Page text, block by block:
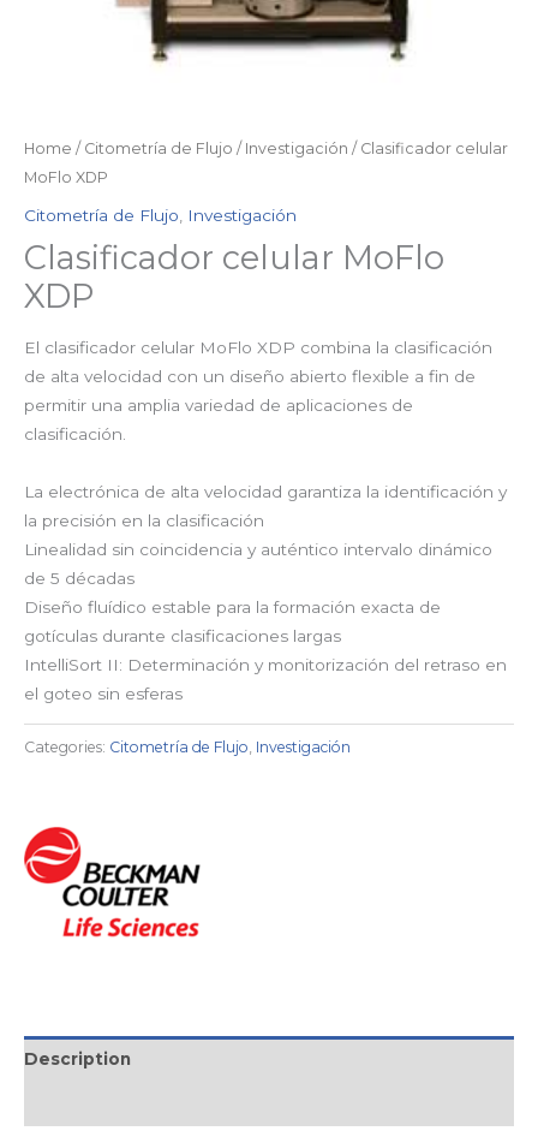
Home / Citometría de Flujo / Investigación / Clasificador celular
MoFlo XDP
Citometría de Flujo Investigación
Clasificador celular MoFlo
XDP
El clasificador celular MoFlo XDP combina la clasificación
de alta velocidad con un diseño abierto flexible a fin de
permitir una amplia variedad de aplicaciones de
clasificación.
La electrónica de alta velocidad garantiza la identificación y
la precisión en la clasificación
Linealidad sin coincidencia y auténtico intervalo dinámico
de 5 décadas
Diseño fluídico estable para la formación exacta de
gotículas durante clasificaciones largas
IntelliSort II: Determinación y monitorización del retraso en
el goteo sin esferas
Categories: Citometría de Flujo Investigación
Description